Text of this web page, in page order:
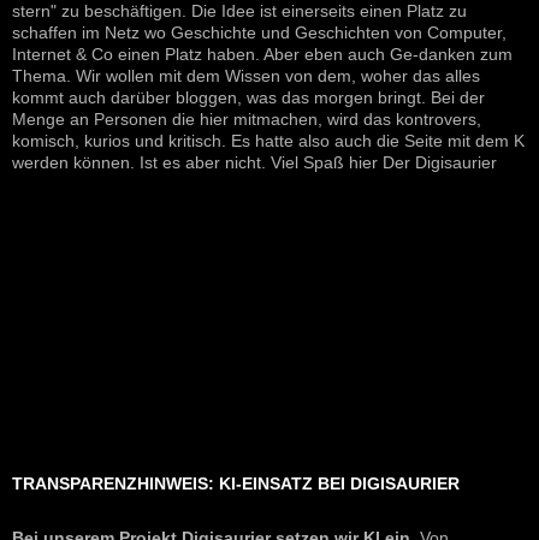
stern" zu beschäftigen. Die Idee ist einerseits einen Platz zu
schaffen im Netz wo Geschichte und Geschichten von Computer,
Internet & Co einen Platz haben. Aber eben auch Ge-danken zum
Thema. Wir wollen mit dem Wissen von dem, woher das alles
kommt auch darüber bloggen, was das morgen bringt. Bei der
Menge an Personen die hier mitmachen, wird das kontrovers,
komisch, kurios und kritisch. Es hatte also auch die Seite mit dem K
werden können. Ist es aber nicht. Viel Spaß hier Der Digisaurier
TRANSPARENZHINWEIS: KI-EINSATZ BEI DIGISAURIER